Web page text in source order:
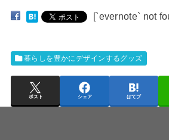
[`evernote` not
暮らしを豊かにデザインするグッズ
ポスト シェア はてブ